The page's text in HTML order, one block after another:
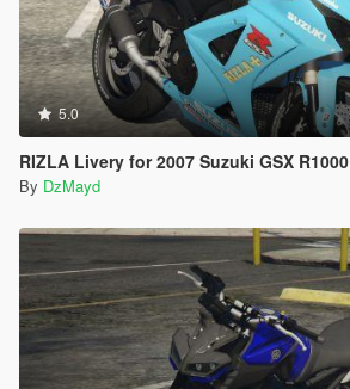
5.0
RIZLA Livery for 2007 Suzuki GSX R1000
By DzMayd